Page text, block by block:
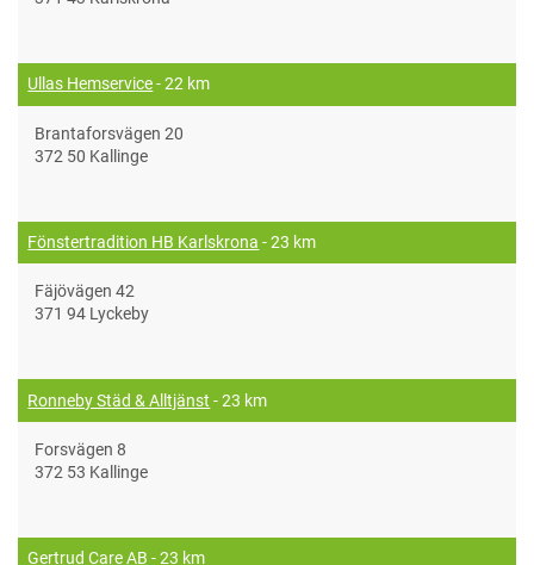
Ullas Hemservice- 22 km
Brantaforsvägen 20
372 50 Kallinge
Fönstertradition HB Karlskrona - 23 km
Fäjövägen 42
371 94 Lyckeby
Ronneby Städ & Alltjänst - 23 km
Forsvägen 8
372 53 Kallinge
Gertrud Care AB - 23 km